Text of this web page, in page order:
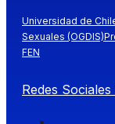
Universidad de
Sexuales (OGDIS)
FEN
Redes Sociales